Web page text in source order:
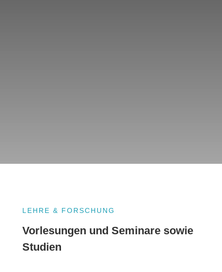
LEHRE & FORSCHUNG
Vorlesungen und Seminare sowie
Studien